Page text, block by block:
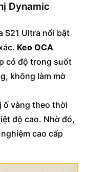
Dynamic
S21 Ultra nổi bật
Keo OCA
có độ trong suốt
không làm mờ
ố vàng theo thời
độ cao. Nhờ đó,
cao cấp